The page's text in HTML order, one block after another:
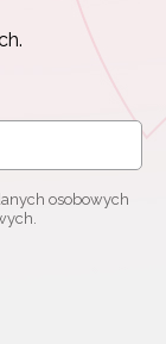
osobowych